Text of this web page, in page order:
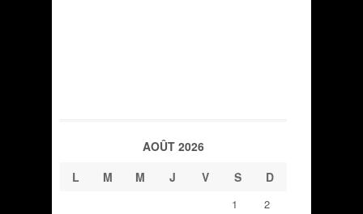
AOÛT 2026
L
M M J V S D
1
2